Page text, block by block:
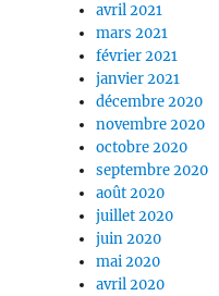
avril 2021
mars 2021
février 2021
janvier 2021
décembre 2020
novembre 2020
octobre 2020
septembre 2020
août 2020
juillet 2020
juin 2020
mai 2020
avril 2020